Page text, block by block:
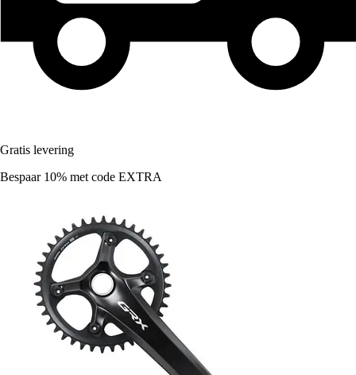
Gratis levering
Bespaar 10% met code EXTRA